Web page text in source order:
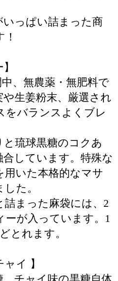
っぱい詰まった商
、無農薬・無肥料で
生姜粉末、厳選され
をバランスよくブレ
琉球黒糖のコクあ
しています。特殊な
いた本格的なマサ
た。
まった麻袋には、2
ーが入っています。1
とれます。
イ 】